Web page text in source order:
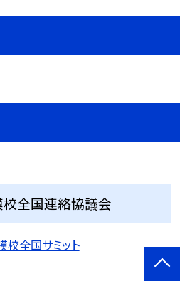
全国連絡協議会
全国サミット